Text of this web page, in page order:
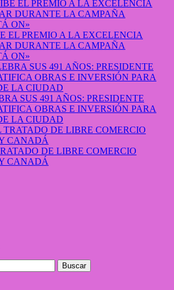
EL PREMIO A LA EXCELENCIA
DURANTE LA CAMPAÑA
ON»
SUS 491 AÑOS: PRESIDENTE
OBRAS E INVERSIÓN PARA
LA CIUDAD
DE LIBRE COMERCIO
CANADÁ